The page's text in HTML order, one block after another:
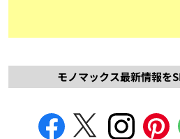
モノマックス最新情報を